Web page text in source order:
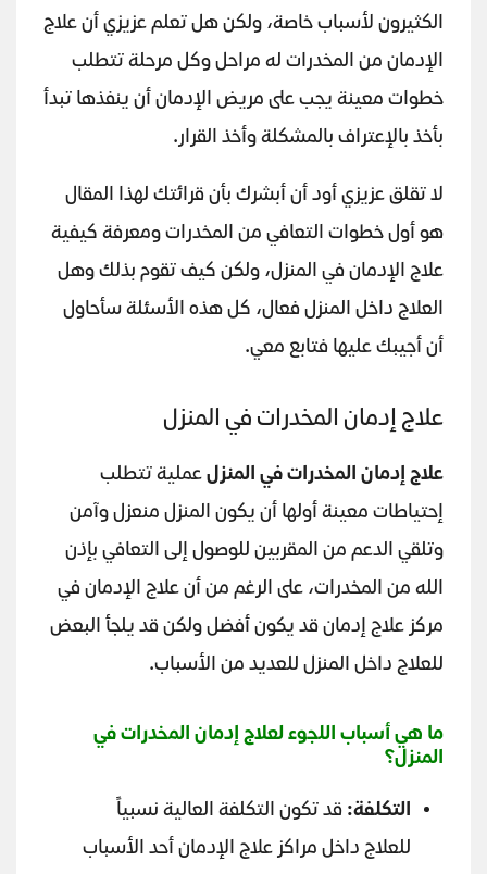
الكثيرون لأسباب خاصة، ولكن هل تعلم عزيزي أن علاج
الإدمان من المخدرات له مراحل وكل مرحلة تتطلب
خطوات معينة يجب على مريض الإدمان أن ينفذها تبدأ
بأخذ بالإعتراف بالمشكلة وأخذ القرار.
لا تقلق عزيزي أود أن أبشرك بأن قرائتك لهذا المقال
هو أول خطوات التعافي من المخدرات ومعرفة كيفية
علاج الإدمان في المنزل، ولكن كيف تقوم بذلك وهل
العلاج داخل المنزل فعال، كل هذه الأسئلة سأحاول
أن أجيبك عليها فتابع معي.
علاج إدمان المخدرات في المنزل
علاج إدمان المخدرات في المنزلعملية تتطلب
إحتياطات معينة أولها أن يكون المنزل منعزل وآمن
وتلقي الدعم من المقربين للوصول إلى التعافي بإذن
الله من المخدرات، على الرغم من أن علاج الإدمان في
مركز علاج إدمان قد يكون أفضل ولكن قد يلجأ البعض
للعلاج داخل المنزل للعديد من الأسباب.
ما هي أسباب اللجوء لعلاج إدمان المخدرات في
المنزل؟
التكلفة: قد تكون التكلفة العالية نسبياً
للعلاج داخل مراكز علاج الإدمان أحد الأسباب